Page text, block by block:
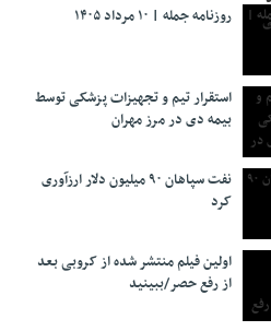
روزنامه جمله | ۱۰ مرداد ۱۴۰۵
استقرار تیم و تجهیزات پزشکی توسط
بیمه دی در مرز مهران
نفت سپاهان ۹۰ میلیون دلار ارزآوری
کرد
اولین فیلم منتشر شده از کروبی بعد
از رفع حصر/ببینید